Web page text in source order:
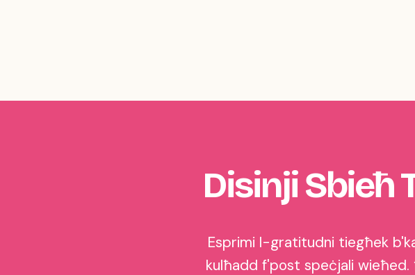
Disinji Sbieħ
Esprimi l-gratitudni tiegħek
kulħadd f'post speċjali